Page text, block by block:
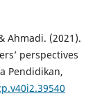
Ahmadi. (2021).
perspectives
Pendidikan,